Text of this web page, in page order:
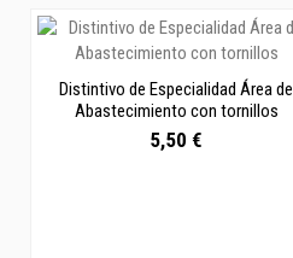
Distintivo de Especialidad Área de
Abastecimiento con tornillos
5,50 €